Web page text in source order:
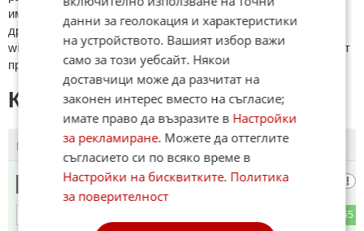
име. Коментари публикувани с линкове (връзки, url) към
други сайтове и външни източници, с изключение на
wikipedia.org, mobile.bg, imot.bg, zaplata.bg, bazar.bg ще бъдат
премахнати.
КОМЕНТАРИ КЪМ СТАТИЯТА
ПОСЛЕДНИ
хъхъ
165
данни за геолокация и характеристики
на устройството. Вашият избор важи
само за този уебсайт. Някои
доставчици може да разчитат на
законен интерес вместо на съгласие;
имате право да възразите в Настройки
за рекламиране. Можете да оттеглите
съгласието си по всяко време в
Настройки на бисквитките. Политика
за поверителност